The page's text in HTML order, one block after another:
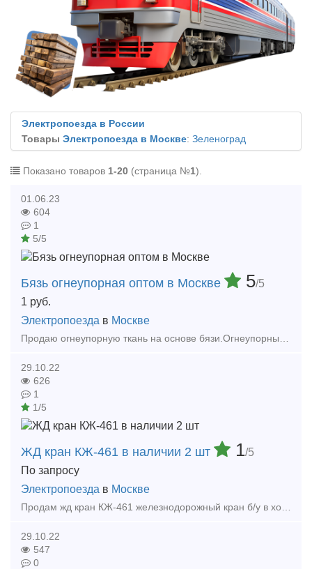
Электропоезда в России
Товары Электропоезда в Москве: Зеленоград
Показано товаров 1-20 (страница №1).
01.06.23
604
1
5/5
Бязь огнеупорная оптом в Москве 5/5
1 руб.
Электропоезда в Москве
29.10.22
626
1
1/5
ЖД кран КЖ-461 в наличии 2 шт 1/5
По запросу
Электропоезда в Москве
29.10.22
547
0